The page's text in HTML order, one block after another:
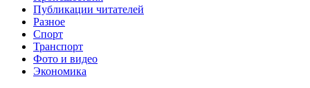
Публикации читателей
Разное
Спорт
Транспорт
Фото и видео
Экономика